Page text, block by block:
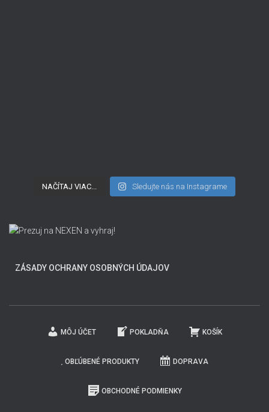
NAČÍTAJ VIAC... Sledujte nás na Instagrame
ZÁSADY OCHRANY OSOBNÝCH ÚDAJOV
MÔJ ÚČET POKLADŇA KOŠÍK
OBĽÚBENÉ PRODUKTY DOPRAVA
OBCHODNÉ PODMIENKY